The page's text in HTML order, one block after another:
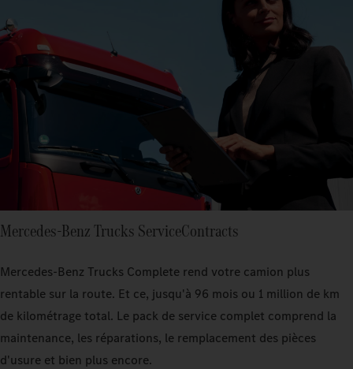
Mercedes‑Benz Trucks ServiceContracts
Mercedes-Benz Trucks Complete rend votre camion plus
rentable sur la route. Et ce, jusqu'à 96 mois ou 1 million de km
de kilométrage total. Le pack de service complet comprend la
maintenance, les réparations, le remplacement des pièces
d'usure et bien plus encore.